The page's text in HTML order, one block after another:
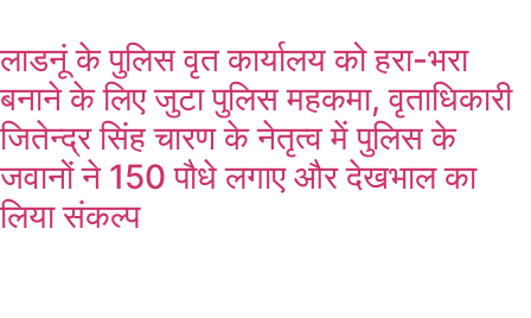
लाडनूं के पुलिस वृत कार्यालय को हरा-भरा
बनाने के लिए जुटा पुलिस महकमा, वृताधिकारी
जितेन्द्र सिंह चारण के नेतृत्व में पुलिस के
जवानों ने 150 पौधे लगाए और देखभाल का
लिया संकल्प